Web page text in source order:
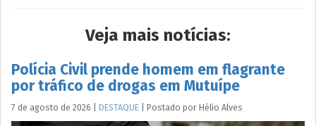
Veja mais notícias:
Polícia Civil prende homem em flagrante
por tráfico de drogas em Mutuípe
7 de agosto de 2026 DESTAQUE Postado por Hélio Alves